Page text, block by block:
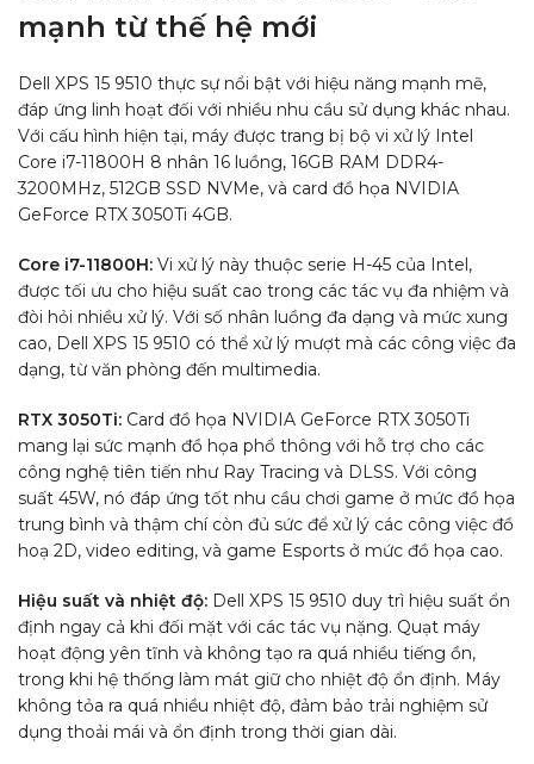
mạnh từ thế hệ mới
Dell XPS 15 9510 thực sự nổi bật với hiệu năng mạnh mẽ,
đáp ứng linh hoạt đối với nhiều nhu cầu sử dụng khác nhau.
Với cấu hình hiện tại, máy được trang bị bộ vi xử lý Intel
Core i7-11800H 8 nhân 16 luồng, 16GB RAM DDR4-
3200MHz, 512GB SSD NVMe, và card đồ họa NVIDIA
GeForce RTX 3050Ti 4GB.
Core i7-11800H: Vi xử lý này thuộc serie H-45 của Intel,
được tối ưu cho hiệu suất cao trong các tác vụ đa nhiệm và
đòi hỏi nhiều xử lý. Với số nhân luồng đa dạng và mức xung
cao, Dell XPS 15 9510 có thể xử lý mượt mà các công việc đa
dạng, từ văn phòng đến multimedia.
RTX 3050Ti: Card đồ họa NVIDIA GeForce RTX 3050Ti
mang lại sức mạnh đồ họa phổ thông với hỗ trợ cho các
công nghệ tiên tiến như Ray Tracing và DLSS. Với công
suất 45W, nó đáp ứng tốt nhu cầu chơi game ở mức đồ họa
trung bình và thậm chí còn đủ sức để xử lý các công việc đồ
hoạ 2D, video editing, và game Esports ở mức đồ họa cao.
Hiệu suất và nhiệt độ: Dell XPS 15 9510 duy trì hiệu suất ổn
định ngay cả khi đối mặt với các tác vụ nặng. Quạt máy
hoạt động yên tĩnh và không tạo ra quá nhiều tiếng ồn,
trong khi hệ thống làm mát giữ cho nhiệt độ ổn định. Máy
không tỏa ra quá nhiều nhiệt độ, đảm bảo trải nghiệm sử
dụng thoải mái và ổn định trong thời gian dài.